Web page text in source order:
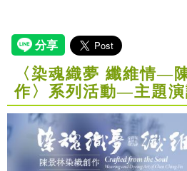
〈染魂織夢 纖維情—
作〉系列活動—主題